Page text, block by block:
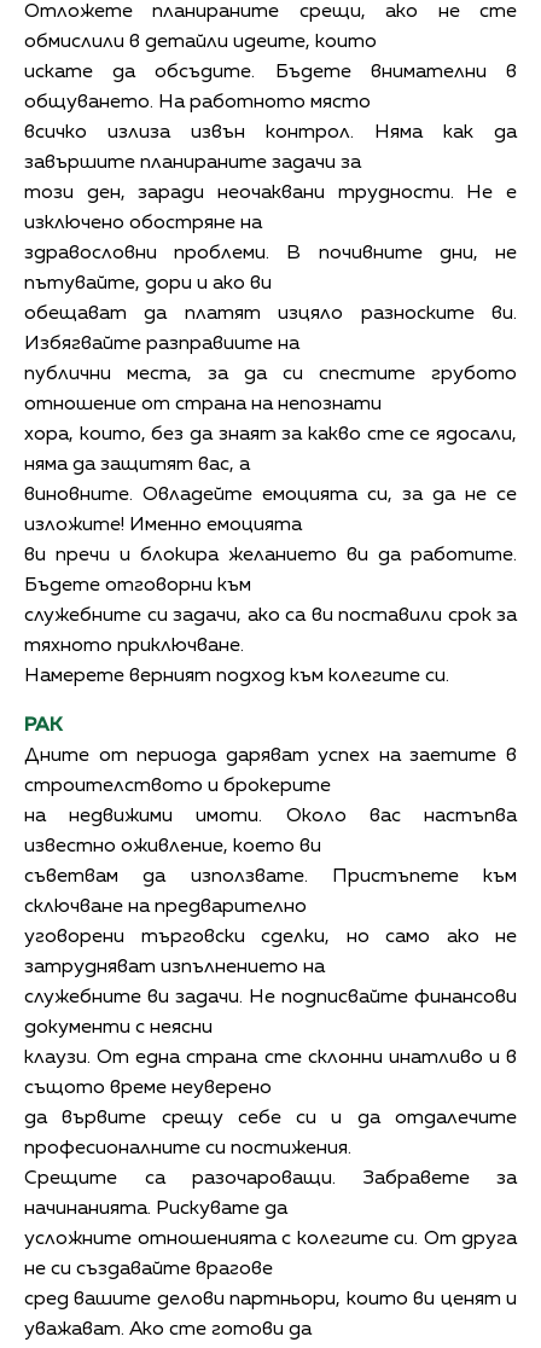
Отложете планираните срещи, ако не сте
обмислили в детайли идеите, които
искате да обсъдите. Бъдете внимателни в
общуването. На работното място
всичко излиза извън контрол. Няма как да
завършите планираните задачи за
този ден, заради неочаквани трудности. Не е
изключено обостряне на
здравословни проблеми. В почивните дни, не
пътувайте, дори и ако ви
обещават да платят изцяло разноските ви.
Избягвайте разправиите на
публични места, за да си спестите грубото
отношение от страна на непознати
хора, които, без да знаят за какво сте се ядосали,
няма да защитят вас, а
виновните. Овладейте емоцията си, за да не се
изложите! Именно емоцията
ви пречи и блокира желанието ви да работите.
Бъдете отговорни към
служебните си задачи, ако са ви поставили срок за
тяхното приключване.
Намерете верният подход към колегите си.
РАК
Дните от периода даряват успех на заетите в
строителството и брокерите
на недвижими имоти. Около вас настъпва
известно оживление, което ви
съветвам да използвате. Пристъпете към
сключване на предварително
уговорени търговски сделки, но само ако не
затрудняват изпълнението на
служебните ви задачи. Не подписвайте финансови
документи с неясни
клаузи. От една страна сте склонни инатливо и в
същото време неуверено
да вървите срещу себе си и да отдалечите
професионалните си постижения.
Срещите са разочароващи. Забравете за
начинанията. Рискувате да
усложните отношенията с колегите си. От друга
не си създавайте врагове
сред вашите делови партньори, които ви ценят и
уважават. Ако сте готови да